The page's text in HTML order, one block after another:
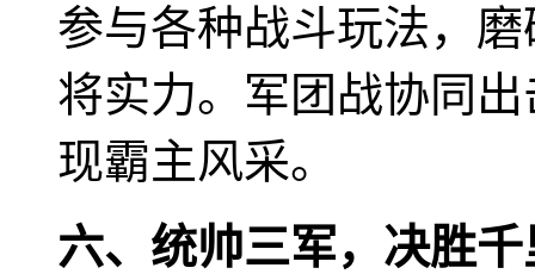
参与各种战斗玩法，
将实力。军团战协同
现霸主风采。
六、统帅三军，决胜千